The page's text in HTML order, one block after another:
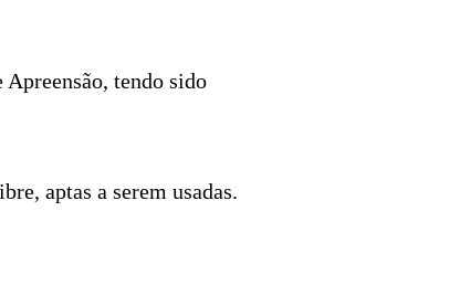
tendo sido
aptas a serem usadas.